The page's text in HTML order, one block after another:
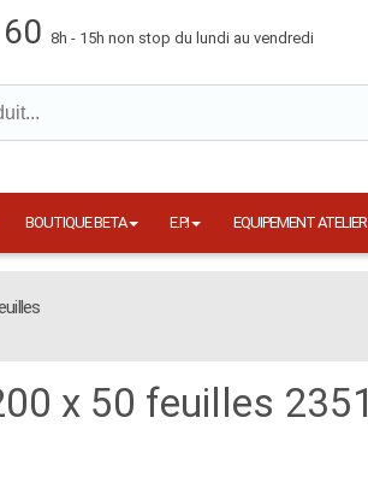
8h - 15h non stop du lundi au vendredi
BOUTIQUE BETA E.P.I EQUIPEMENT ATELIER
x 50 feuilles 2351